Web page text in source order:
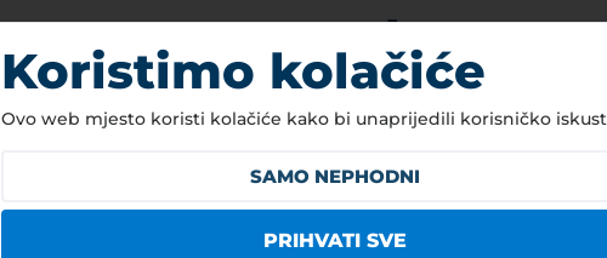
Kontakt
Koristimo kolačiće
Ovo web mjesto koristi kolačiće kako bi unaprijedili korisničko
SAMO NEPHODNI
PRIHVATI SVE